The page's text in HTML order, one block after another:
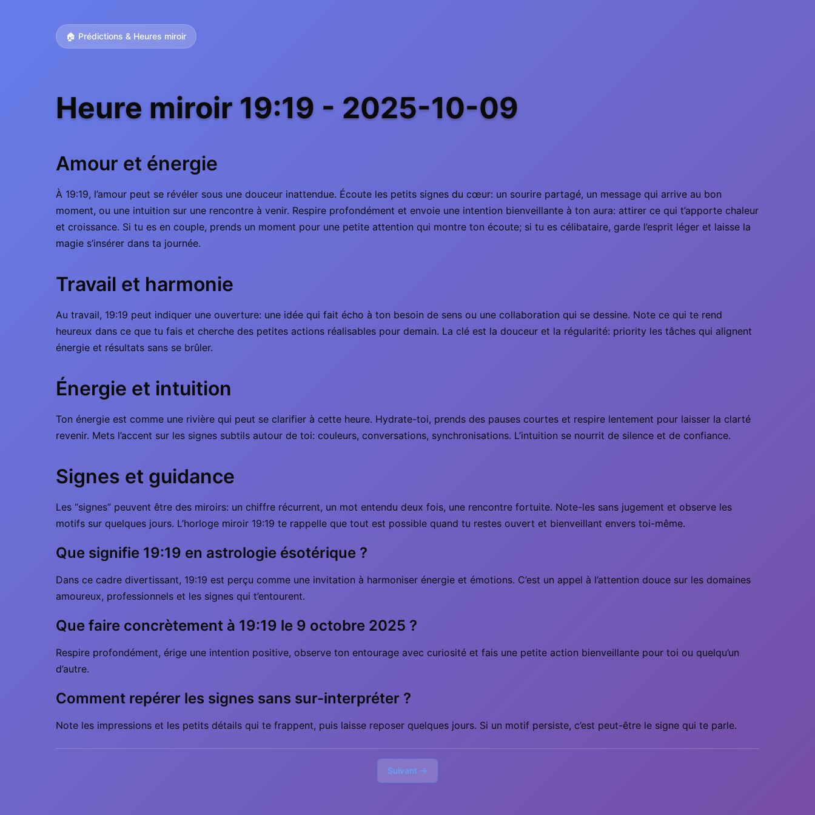
🏠 Prédictions & Heures miroir
Heure miroir 19:19 - 2025-10-09
Amour et énergie
À 19:19, l’amour peut se révéler sous une douceur inattendue. Écoute les petits signes du cœur: un sourire partagé, un message qui arrive au bon
moment, ou une intuition sur une rencontre à venir. Respire profondément et envoie une intention bienveillante à ton aura: attirer ce qui t’apporte chaleur
et croissance. Si tu es en couple, prends un moment pour une petite attention qui montre ton écoute; si tu es célibataire, garde l’esprit léger et laisse la
magie s’insérer dans ta journée.
Travail et harmonie
Au travail, 19:19 peut indiquer une ouverture: une idée qui fait écho à ton besoin de sens ou une collaboration qui se dessine. Note ce qui te rend
heureux dans ce que tu fais et cherche des petites actions réalisables pour demain. La clé est la douceur et la régularité: priority les tâches qui alignent
énergie et résultats sans se brûler.
Énergie et intuition
Ton énergie est comme une rivière qui peut se clarifier à cette heure. Hydrate-toi, prends des pauses courtes et respire lentement pour laisser la clarté
revenir. Mets l’accent sur les signes subtils autour de toi: couleurs, conversations, synchronisations. L’intuition se nourrit de silence et de confiance.
Signes et guidance
Les “signes” peuvent être des miroirs: un chiffre récurrent, un mot entendu deux fois, une rencontre fortuite. Note-les sans jugement et observe les
motifs sur quelques jours. L’horloge miroir 19:19 te rappelle que tout est possible quand tu restes ouvert et bienveillant envers toi-même.
Que signifie 19:19 en astrologie ésotérique ?
Dans ce cadre divertissant, 19:19 est perçu comme une invitation à harmoniser énergie et émotions. C’est un appel à l’attention douce sur les domaines
amoureux, professionnels et les signes qui t’entourent.
Que faire concrètement à 19:19 le 9 octobre 2025 ?
Respire profondément, érige une intention positive, observe ton entourage avec curiosité et fais une petite action bienveillante pour toi ou quelqu’un
d’autre.
Comment repérer les signes sans sur-interpréter ?
Note les impressions et les petits détails qui te frappent, puis laisse reposer quelques jours. Si un motif persiste, c’est peut-être le signe qui te parle.
Suivant →